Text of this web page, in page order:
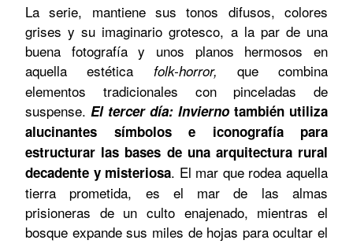
La serie, mantiene sus tonos difusos, colores
grises y su imaginario grotesco, a la par de una
buena fotografía y unos planos hermosos en
aquella estética folk-horror, que combina
elementos tradicionales con pinceladas de
suspense. El tercer día: Invierno también utiliza
alucinantes símbolos e iconografía para
estructurar las bases de una arquitectura rural
decadente y misteriosa. El mar que rodea aquella
tierra prometida, es el mar de las almas
prisioneras de un culto enajenado, mientras el
bosque expande sus miles de hojas para ocultar el